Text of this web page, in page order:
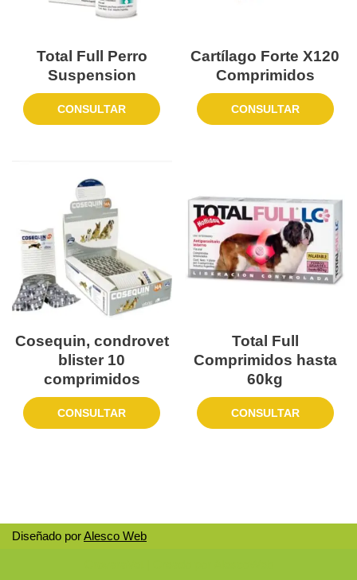
Total Full Perro
Suspension
CONSULTAR
Cartílago Forte X120
Comprimidos
CONSULTAR
Cosequin, condrovet
blister 10
comprimidos
CONSULTAR
Total Full
Comprimidos hasta
60kg
CONSULTAR
Diseñado porAlesco Web